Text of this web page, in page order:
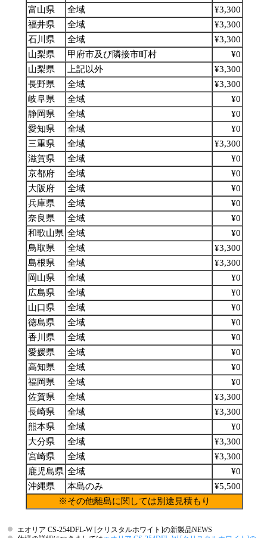
富山県
全域
¥3,300
福井県
全域
¥3,300
石川県
全域
¥3,300
山梨県
甲府市及び隣接市町村
¥0
山梨県
上記以外
¥3,300
長野県
全域
¥3,300
岐阜県
全域
¥0
静岡県
全域
¥0
愛知県
全域
¥0
三重県
全域
¥3,300
滋賀県
全域
¥0
京都府
全域
¥0
大阪府
全域
¥0
兵庫県
全域
¥0
奈良県
全域
¥0
和歌山県 全域
¥0
鳥取県
全域
¥3,300
島根県
全域
¥3,300
岡山県
全域
¥0
広島県
全域
¥0
山口県
全域
¥0
徳島県
全域
¥0
香川県
全域
¥0
愛媛県
全域
¥0
高知県
全域
¥0
福岡県
全域
¥0
佐賀県
全域
¥3,300
長崎県
全域
¥3,300
熊本県
全域
¥0
大分県
全域
¥3,300
宮崎県
全域
¥3,300
鹿児島県 全域
¥0
沖縄県
本島のみ
¥5,500
※その他離島に関しては別途見積もり
エオリア CS-254DFL-W [クリスタルホワイト]の新製品NEWS